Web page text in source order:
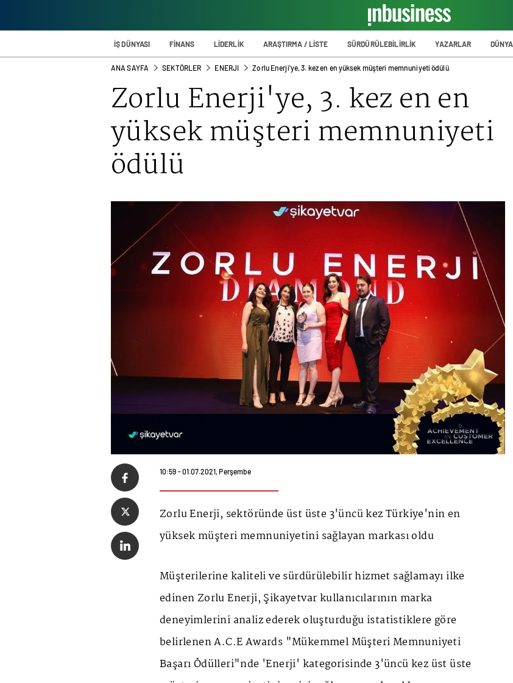
İŞ DÜNYASI FİNANS LİDERLİK ARAŞTIRMA / LİSTE SÜRDÜRÜLEBİLİRLİK YAZARLAR DÜNYA
ANA SAYFA SEKTÖRLER ENERJI Zorlu Enerji'ye, 3. kez en en yüksek müşteri memnuniyeti ödülü
Zorlu Enerji'ye, 3. kez en en
yüksek müşteri memnuniyeti
ödülü
10:59 - 01.07.2021, Perşembe
Zorlu Enerji, sektöründe üst üste 3'üncü kez Türkiye'nin en
yüksek müşteri memnuniyetini sağlayan markası oldu
Müşterilerine kaliteli ve sürdürülebilir hizmet sağlamayı ilke
edinen Zorlu Enerji, Şikayetvar kullanıcılarının marka
deneyimlerini analiz ederek oluşturduğu istatistiklere göre
belirlenen A.C.E Awards "Mükemmel Müşteri Memnuniyeti
Başarı Ödülleri"nde 'Enerji' kategorisinde 3'üncü kez üst üste